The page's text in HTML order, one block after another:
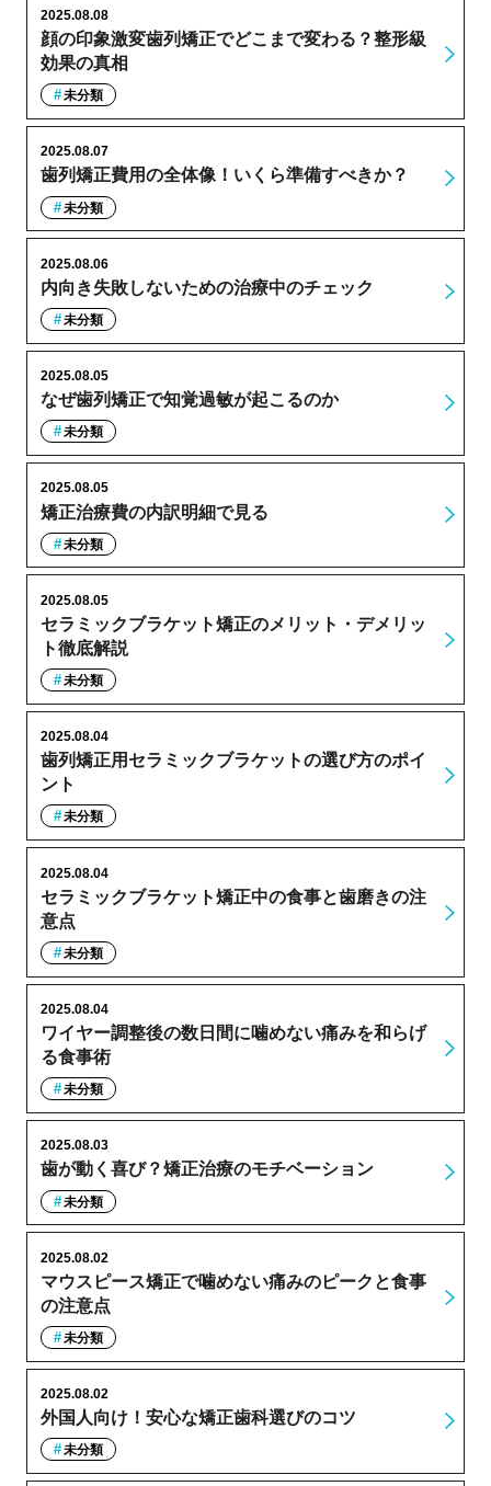
顔の印象激変歯列矯正でどこまで変わる？整形級
効果の真相
2025.08.08
未分類
歯列矯正費用の全体像！いくら準備すべきか？
2025.08.07
未分類
内向き失敗しないための治療中のチェック
2025.08.06
未分類
なぜ歯列矯正で知覚過敏が起こるのか
2025.08.05
未分類
矯正治療費の内訳明細で見る
2025.08.05
未分類
セラミックブラケット矯正のメリット・デメリッ
ト徹底解説
2025.08.05
未分類
歯列矯正用セラミックブラケットの選び方のポイ
ント
2025.08.04
未分類
セラミックブラケット矯正中の食事と歯磨きの注
意点
2025.08.04
未分類
ワイヤー調整後の数日間に噛めない痛みを和らげ
る食事術
2025.08.04
未分類
歯が動く喜び？矯正治療のモチベーション
2025.08.03
未分類
マウスピース矯正で噛めない痛みのピークと食事
の注意点
2025.08.02
未分類
外国人向け！安心な矯正歯科選びのコツ
2025.08.02
未分類